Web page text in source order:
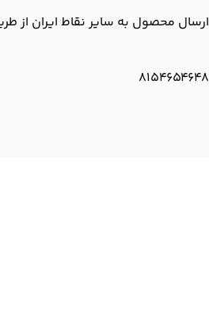
محصول به سایر نقاط ایران از